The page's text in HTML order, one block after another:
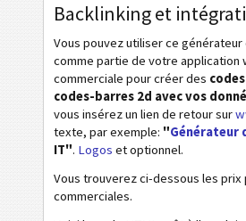
Pharmacode Two-Track
PPN (Pharmacy
PZN7
PZN8
Codes ISBN
Cartes de visite
Backlinking et
Vous pouvez utiliser ce
comme partie de votre application
commerciale pour créer des
codes-barres 2d avec vos
vous insérez un lien de retour sur
texte, par exemple: "Générateur
IT". Logos et optionnel.
Vous trouverez ci-dessous les prix
commerciales.